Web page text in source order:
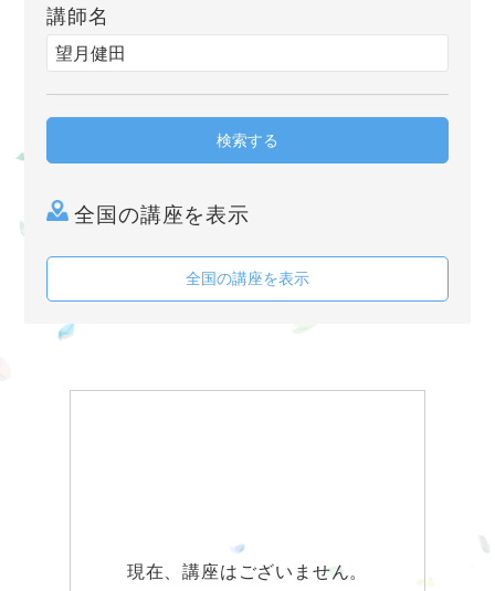
講師名
検索する
全国の講座を表示
全国の講座を表示
現在、講座はございません。